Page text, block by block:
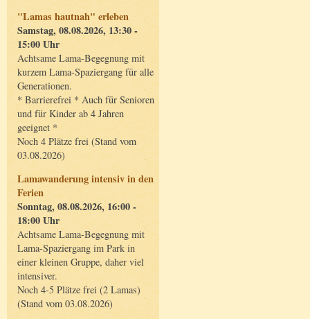
"Lamas hautnah" erleben
Samstag, 08.08.2026, 13:30 -
15:00 Uhr
Achtsame Lama-Begegnung mit
kurzem Lama-Spaziergang für alle
Generationen.
* Barrierefrei * Auch für Senioren
und für Kinder ab 4 Jahren
geeignet *
Noch 4 Plätze frei (Stand vom
03.08.2026)
Lamawanderung intensiv in den
Ferien
Sonntag, 08.08.2026, 16:00 -
18:00 Uhr
Achtsame Lama-Begegnung mit
Lama-Spaziergang im Park in
einer kleinen Gruppe, daher viel
intensiver.
Noch 4-5 Plätze frei (2 Lamas)
(Stand vom 03.08.2026)